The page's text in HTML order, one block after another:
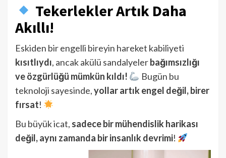
Tekerlekler Artık Daha
Akıllı!
Eskiden bir engelli bireyin hareket kabiliyeti
kısıtlıydı, ancak akülü sandalyelerbağımsızlığı
ve özgürlüğü mümkün kıldı!
Bugün bu
teknoloji sayesinde,yollar artık engel değil, birer
fırsat!
Bu büyük icat, sadece bir mühendislik harikası
değil, aynı zamanda bir insanlık devrimi!